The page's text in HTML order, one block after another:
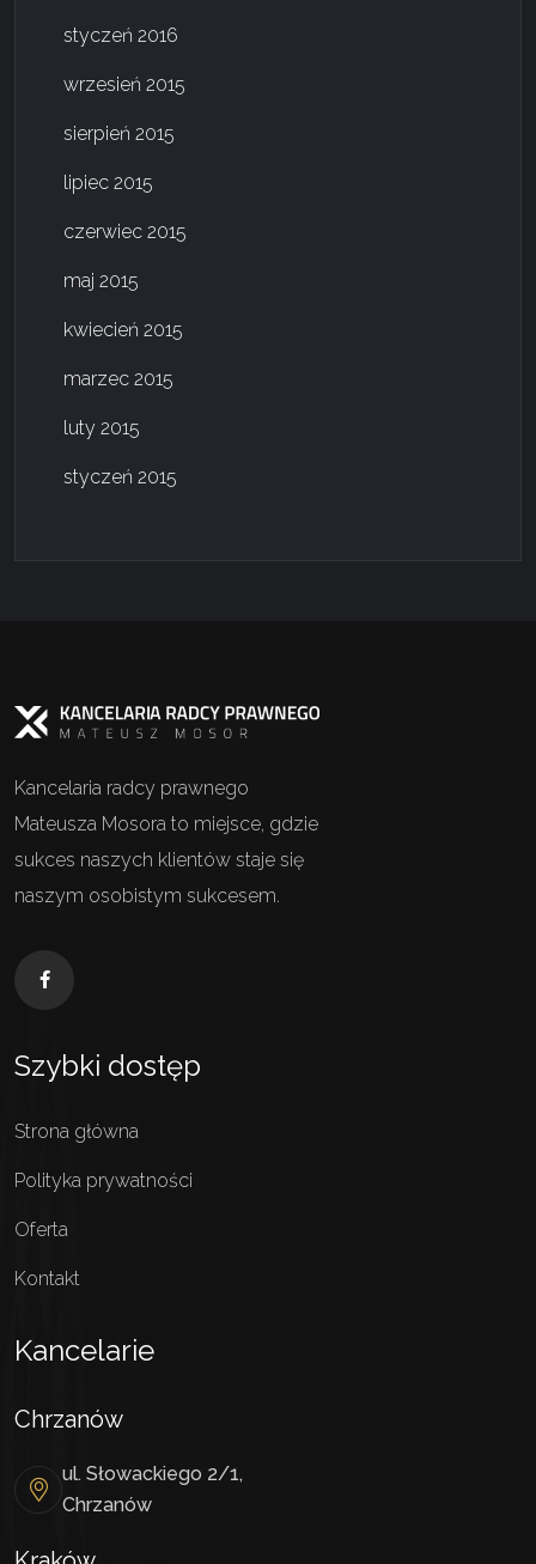
styczeń 2016
wrzesień 2015
sierpień 2015
lipiec 2015
czerwiec 2015
maj 2015
kwiecień 2015
marzec 2015
luty 2015
styczeń 2015
Kancelaria radcy prawnego
Mateusza Mosora to miejsce, gdzie
sukces naszych klientów staje się
naszym osobistym sukcesem.
Szybki dostęp
Strona główna
Polityka prywatności
Oferta
Kontakt
Kancelarie
Chrzanów
ul. Słowackiego 2/1,
Chrzanów